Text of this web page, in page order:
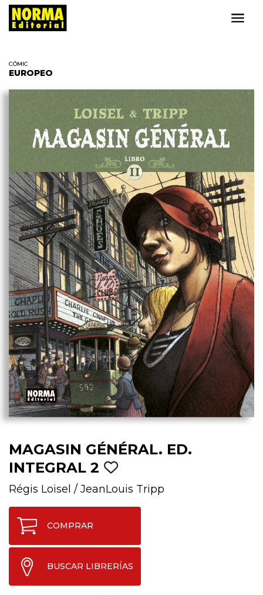
CÓMIC
EUROPEO
MAGASIN GÉNÉRAL. ED.
INTEGRAL 2
Régis Loisel / JeanLouis Tripp
COMPRAR
BUSCAR LIBRERÍAS